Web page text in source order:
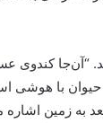
“آن‌جا کندوی
با هوشی
به زمین اشاره